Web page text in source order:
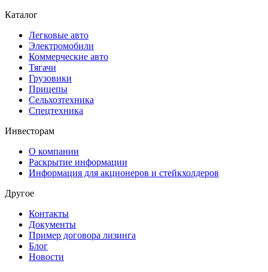
Каталог
Легковые авто
Электромобили
Коммерческие авто
Тягачи
Грузовики
Прицепы
Сельхозтехника
Спецтехника
Инвесторам
О компании
Раскрытие информации
Информация для акционеров и стейкхолдеров
Другое
Контакты
Документы
Пример договора лизинга
Блог
Новости